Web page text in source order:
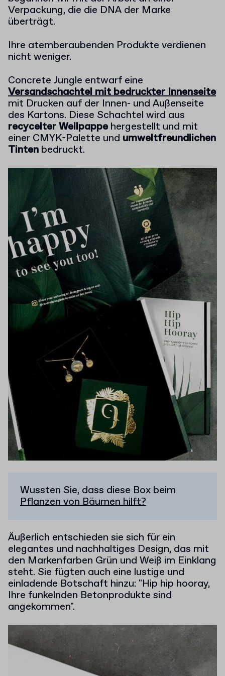
Verpackung, die die DNA der Marke
überträgt.
Ihre atemberaubenden Produkte verdienen
nicht weniger.
Concrete Jungle entwarf eine
Versandschachtel mit bedruckter Innenseite
mit Drucken auf der Innen- und Außenseite
des Kartons. Diese Schachtel wird aus
recycelter Wellpappe hergestellt und mit
einer CMYK-Palette und umweltfreundlichen
Tinten bedruckt.
Wussten Sie, dass diese Box beim
Pflanzen von Bäumen hilft?
Äußerlich entschieden sie sich für ein
elegantes und nachhaltiges Design, das mit
den Markenfarben Grün und Weiß im Einklang
steht. Sie fügten auch eine lustige und
einladende Botschaft hinzu: "Hip hip hooray,
Ihre funkelnden Betonprodukte sind
angekommen".